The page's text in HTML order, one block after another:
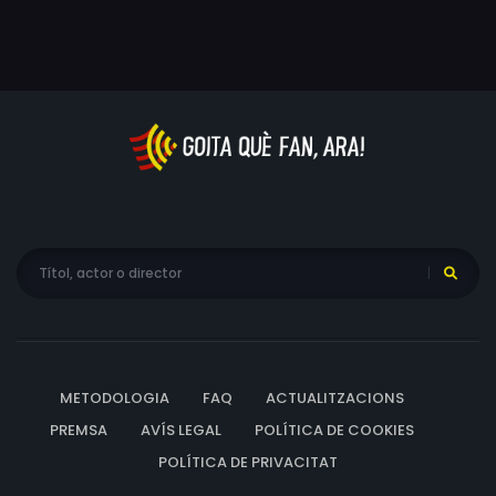
METODOLOGIA FAQ
ACTUALITZACIONS
PREMSA
AVÍS LEGAL
POLÍTICA DE COOKIES
POLÍTICA DE PRIVACITAT